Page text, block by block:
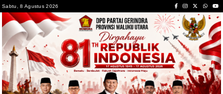
to
content
Sabtu, 8 Agustus 2026